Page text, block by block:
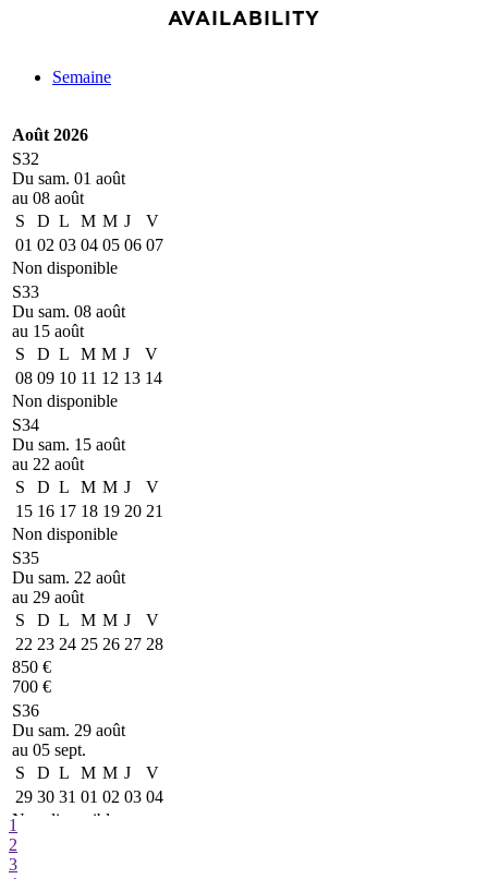
AVAILABILITY